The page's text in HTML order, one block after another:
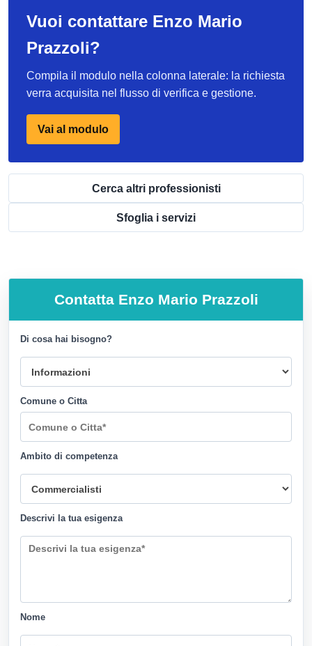
Vuoi contattare Enzo Mario
Prazzoli?
Compila il modulo nella colonna laterale: la richiesta
verra acquisita nel flusso di verifica e gestione.
Vai al modulo
Cerca altri professionisti
Sfoglia i servizi
Contatta Enzo Mario Prazzoli
Di cosa hai bisogno?
Comune o Citta
Ambito di competenza
Descrivi la tua esigenza
Nome